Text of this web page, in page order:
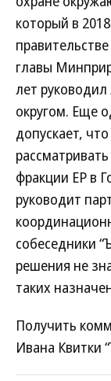
который в
главы
лет
округом. Еще
допускает,
фракции ЕР в
руководит
собеседники
решения не
таких
Получить
Ивана Квитки